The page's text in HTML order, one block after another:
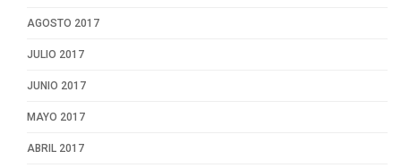
AGOSTO 2017
JULIO 2017
JUNIO 2017
MAYO 2017
ABRIL 2017